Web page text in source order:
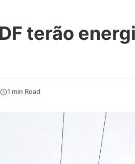
terão
1 min Read